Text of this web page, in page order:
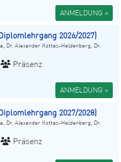
ANMELDUNG »
2026/2027)
Dr. Alexander Kottas-Heldenberg, Dr.
Präsenz
ANMELDUNG »
2027/2028)
Dr. Alexander Kottas-Heldenberg, Dr.
Präsenz